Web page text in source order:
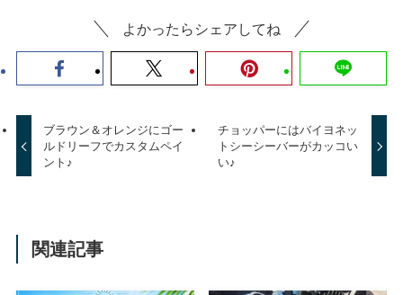
よかったらシェアしてね
ブラウン＆オレンジにゴー
ルドリーフでカスタムペイ
ント♪
チョッパーにはバイヨネッ
トシーシーバーがカッコい
い♪
関連記事